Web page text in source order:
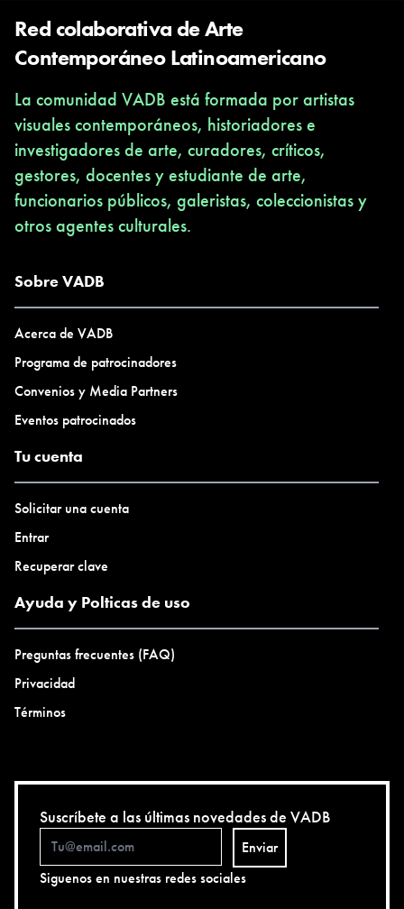
Red colaborativa de Arte
Contemporáneo Latinoamericano
La comunidad VADB está formada por artistas
visuales contemporáneos, historiadores e
investigadores de arte, curadores, críticos,
gestores, docentes y estudiante de arte,
funcionarios públicos, galeristas, coleccionistas y
otros agentes culturales.
Sobre VADB
Acerca de VADB
Programa de patrocinadores
Convenios y Media Partners
Eventos patrocinados
Tu cuenta
Solicitar una cuenta
Entrar
Recuperar clave
Ayuda y Polticas de uso
Preguntas frecuentes (FAQ)
Privacidad
Términos
Suscríbete a las últimas novedades de VADB
Enviar
Siguenos en nuestras redes sociales